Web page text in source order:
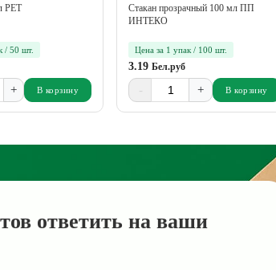
РЕТ
/ 50 шт.
+ В корзину
Стакан прозрачный 100 мл ПП
ИНТЕКО
Цена за 1 упак / 100 шт.
3.19Бел.руб
- + В корзину
ответить на ваши